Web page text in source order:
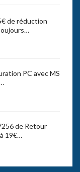
de réduction
PC avec MS
de Retour
19€…